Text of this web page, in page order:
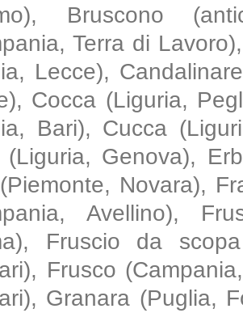
Bruscono
Terra di
Lecce),
Cocca (Liguria,
Bari), Cucca
(Liguria, Genova),
Novara),
Avellino),
Fruscio da
Frusco
Granara (Puglia,